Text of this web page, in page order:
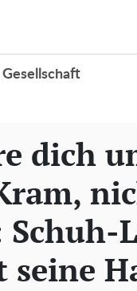
Gesellschaft
dich
Schuh-
seine